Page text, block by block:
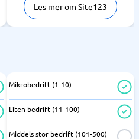
Les mer om Site123
Mikrobedrift (1-10)
Liten bedrift (11-100)
Middels stor bedrift (101-500)